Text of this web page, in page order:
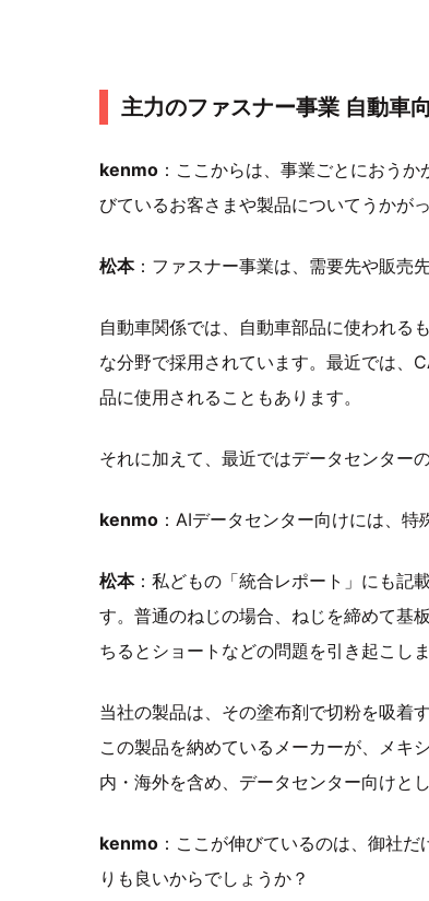
主力のファスナー事業 自動車
kenmo：ここからは、事業ごとにおう
びているお客さまや製品についてうかが
松本：ファスナー事業は、需要先や販売
自動車関係では、自動車部品に使われる
な分野で採用されています。最近では、
品に使用されることもあります。
それに加えて、最近ではデータセンター
kenmo：AIデータセンター向けには、特
松本：私どもの「統合レポート」にも記
す。普通のねじの場合、ねじを締めて基
ちるとショートなどの問題を引き起こしま
当社の製品は、その塗布剤で切粉を吸着
この製品を納めているメーカーが、メキ
内・海外を含め、データセンター向けと
kenmo：ここが伸びているのは、御社
りも良いからでしょうか？